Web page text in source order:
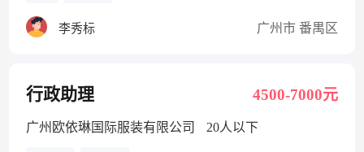
李秀标 广州市 番禺区
行政助理 4500-7000元
广州欧依琳国际服装有限公司 20人以下